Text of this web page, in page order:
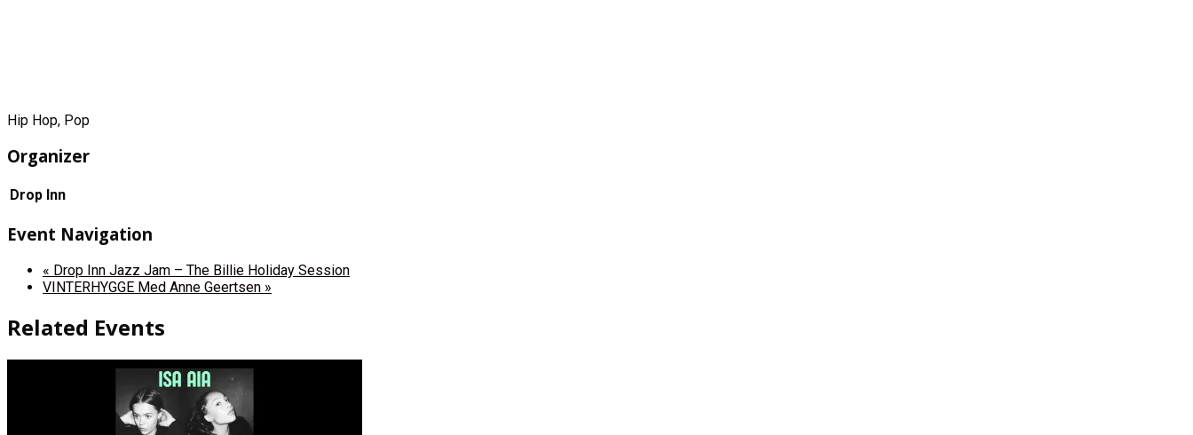
Hip Hop, Pop
Organizer
Drop Inn
Event Navigation
« Drop Inn Jazz Jam – The Billie Holiday Session
VINTERHYGGE Med Anne Geertsen »
Related Events